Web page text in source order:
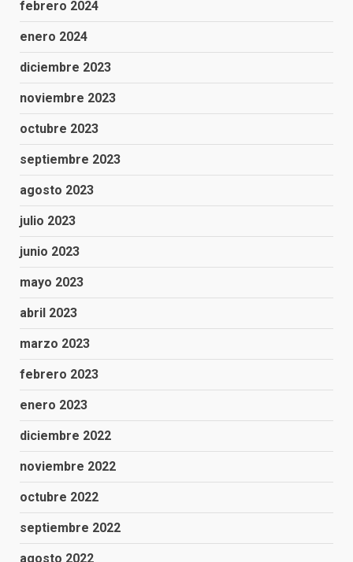
febrero 2024
enero 2024
diciembre 2023
noviembre 2023
octubre 2023
septiembre 2023
agosto 2023
julio 2023
junio 2023
mayo 2023
abril 2023
marzo 2023
febrero 2023
enero 2023
diciembre 2022
noviembre 2022
octubre 2022
septiembre 2022
agosto 2022